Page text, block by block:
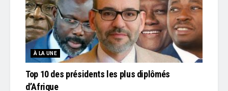
À LA UNE
Top 10 des présidents les plus diplômés
d’Afrique